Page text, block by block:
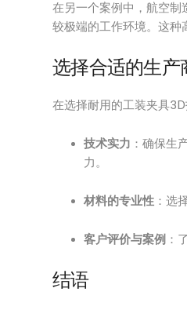
在另一个案例中，航空制
较极端的工作环境。这种
选择合适的生产
在选择耐用的工装夹具
技术实力 ：确保生
力。
材料的专业性 ：选
客户评价与案例 ：
结语